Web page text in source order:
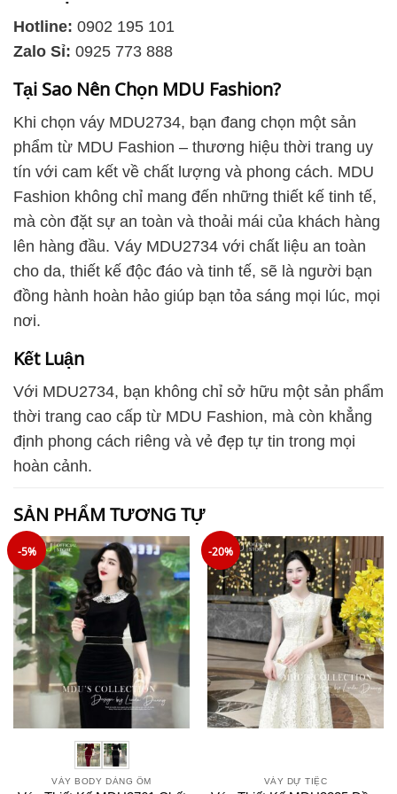
Hotline: 0902 195 101
Zalo Sỉ: 0925 773 888
Tại Sao Nên Chọn MDU Fashion?
Khi chọn váy MDU2734, bạn đang chọn một sản
phẩm từ MDU Fashion – thương hiệu thời trang uy
tín với cam kết về chất lượng và phong cách. MDU
Fashion không chỉ mang đến những thiết kế tinh tế,
mà còn đặt sự an toàn và thoải mái của khách hàng
lên hàng đầu. Váy MDU2734 với chất liệu an toàn
cho da, thiết kế độc đáo và tinh tế, sẽ là người bạn
đồng hành hoàn hảo giúp bạn tỏa sáng mọi lúc, mọi
nơi.
Kết Luận
Với MDU2734, bạn không chỉ sở hữu một sản phẩm
thời trang cao cấp từ MDU Fashion, mà còn khẳng
định phong cách riêng và vẻ đẹp tự tin trong mọi
hoàn cảnh.
SẢN PHẨM TƯƠNG TỰ
-5%
VÁY BODY DÁNG ÔM
-20%
VÁY DỰ TIỆC